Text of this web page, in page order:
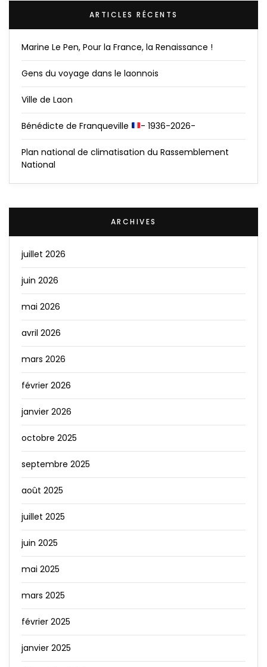
ARTICLES RÉCENTS
Marine Le Pen, Pour la France, la Renaissance !
Gens du voyage dans le laonnois
Ville de Laon
Bénédicte de Franqueville - 1936-2026-
Plan national de climatisation du Rassemblement
National
ARCHIVES
juillet 2026
juin 2026
mai 2026
avril 2026
mars 2026
février 2026
janvier 2026
octobre 2025
septembre 2025
août 2025
juillet 2025
juin 2025
mai 2025
mars 2025
février 2025
janvier 2025